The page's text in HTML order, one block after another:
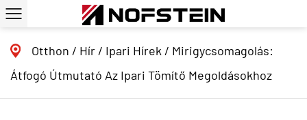
Otthon / Hír / Ipari Hírek / Mirigycsomagolás:
Átfogó Útmutató Az Ipari Tömítő Megoldásokhoz